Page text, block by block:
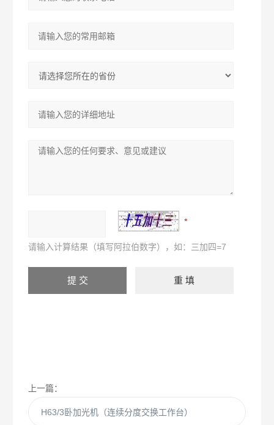
请输入计算结果（填写阿拉伯数字），如：三加四=7
上一篇：
H63/3卧加光机（连续分度交换工作台）